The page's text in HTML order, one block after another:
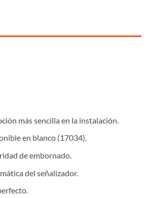
más sencilla en la instalación.
en blanco (17034).
de embornado.
del señalizador.